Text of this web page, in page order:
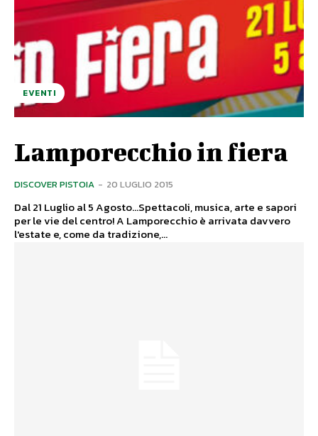
EVENTI
Lamporecchio in fiera
DISCOVER PISTOIA - 20 LUGLIO 2015
Dal 21 Luglio al 5 Agosto...Spettacoli, musica, arte e sapori
per le vie del centro! A Lamporecchio è arrivata davvero
l'estate e, come da tradizione,...